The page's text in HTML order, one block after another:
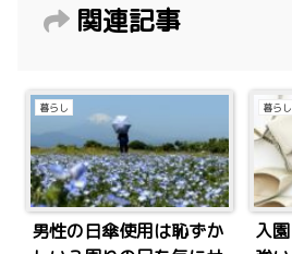
関連記事
暮らし
男性の日傘使用は恥ずか
暮らし
入